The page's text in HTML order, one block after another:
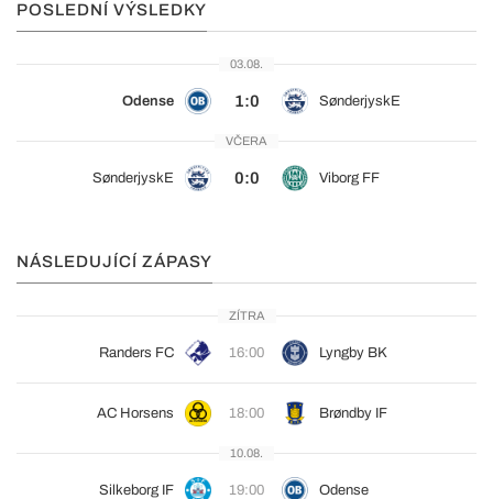
POSLEDNÍ VÝSLEDKY
03.08.
Odense 1:0 SønderjyskE
VČERA
SønderjyskE 0:0 Viborg FF
NÁSLEDUJÍCÍ ZÁPASY
ZÍTRA
Randers FC 16:00 Lyngby BK
AC Horsens 18:00 Brøndby IF
10.08.
Silkeborg IF 19:00 Odense